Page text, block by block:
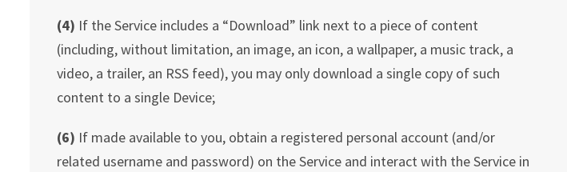
(4) If the Service includes a “Download” link next to a piece of content
(including, without limitation, an image, an icon, a wallpaper, a music track, a
video, a trailer, an RSS feed), you may only download a single copy of such
content to a single Device;
(6) If made available to you, obtain a registered personal account (and/or
related username and password) on the Service and interact with the Service in